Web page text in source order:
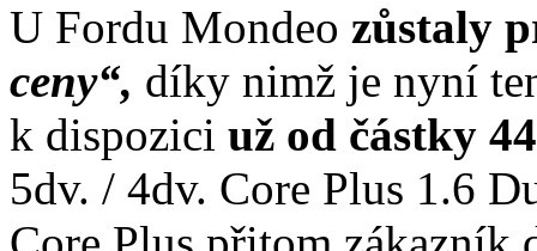
U Fordu Mondeo zůstaly
ceny“, díky nimž je nyní
k dispozici už od částky
5dv. / 4dv. Core Plus 1.6